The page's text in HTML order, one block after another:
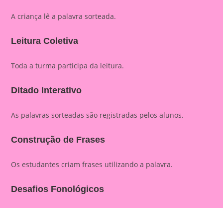
A criança lê a palavra sorteada.
Leitura Coletiva
Toda a turma participa da leitura.
Ditado Interativo
As palavras sorteadas são registradas pelos alunos.
Construção de Frases
Os estudantes criam frases utilizando a palavra.
Desafios Fonológicos